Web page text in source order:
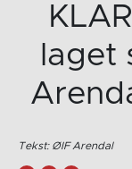
laget
Tekst: ØIF Arendal